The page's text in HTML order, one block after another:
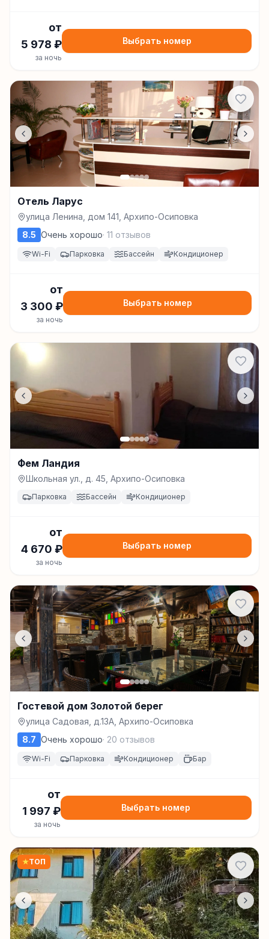
от
5 978 ₽
за ночь
Выбрать номер
Отель Ларус
улица Ленина, дом 141, Архипо-Осиповка
8.5 Очень хорошо· 11 отзывов
Wi-Fi Парковка Бассейн Кондиционер
от
3 300 ₽
за ночь
Выбрать номер
Фем Ландия
Школьная ул., д. 45, Архипо-Осиповка
Парковка Бассейн Кондиционер
от
4 670 ₽
за ночь
Выбрать номер
Гостевой дом Золотой берег
улица Садовая, д.13А, Архипо-Осиповка
8.7 Очень хорошо· 20 отзывов
Wi-Fi Парковка Кондиционер Бар
от
1 997 ₽
за ночь
Выбрать номер
★ТОП